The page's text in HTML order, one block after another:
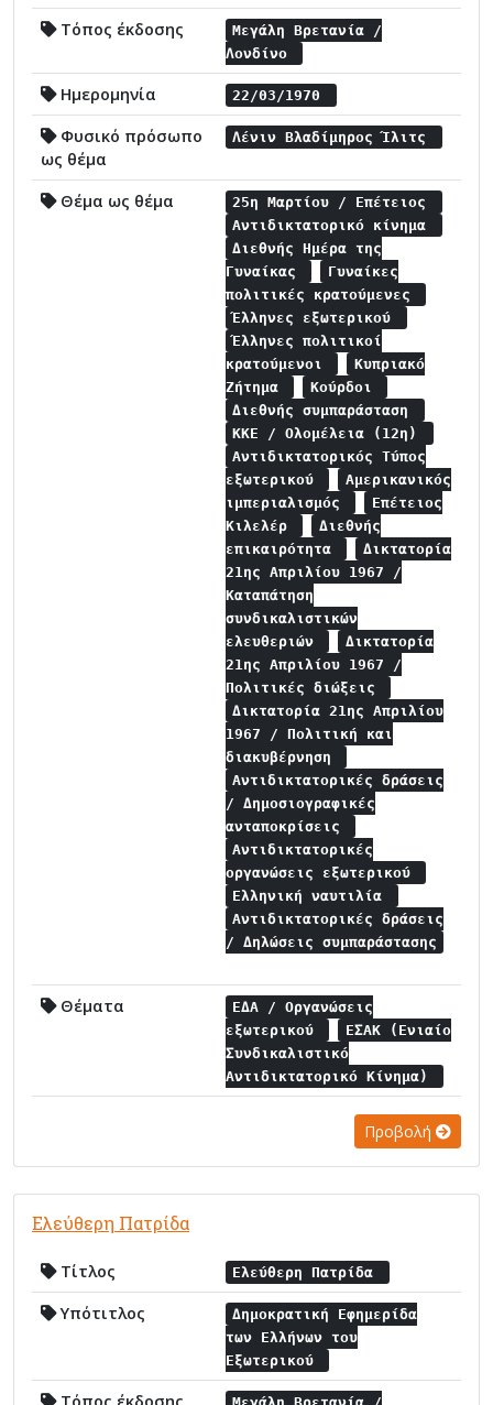
Τόπος έκδοσης
Μεγάλη Βρετανία /
Λονδίνο
Ημερομηνία 22/03/1970
Φυσικό πρόσωπο
ως θέμα
Λένιν Βλαδίμηρος Ίλιτς
Θέμα ως θέμα
25η Μαρτίου / Επέτειος
Αντιδικτατορικό κίνημα
Διεθνής Ημέρα της
Γυναίκας
Γυναίκες
πολιτικές κρατούμενες
Έλληνες εξωτερικού
Έλληνες πολιτικοί
κρατούμενοι
Κυπριακό
Ζήτημα
Κούρδοι
Διεθνής συμπαράσταση
ΚΚΕ / Ολομέλεια (12η)
Αντιδικτατορικός Τύπος
εξωτερικού
Αμερικανικός
ιμπεριαλισμός
Επέτειος
Κιλελέρ
Διεθνής
επικαιρότητα
Δικτατορία
21ης Απριλίου 1967 /
Καταπάτηση
συνδικαλιστικών
ελευθεριών
Δικτατορία
21ης Απριλίου 1967 /
Πολιτικές διώξεις
Δικτατορία 21ης Απριλίου
1967 / Πολιτική και
διακυβέρνηση
Αντιδικτατορικές δράσεις
/ Δημοσιογραφικές
ανταποκρίσεις
Αντιδικτατορικές
οργανώσεις εξωτερικού
Ελληνική ναυτιλία
Αντιδικτατορικές δράσεις
/ Δηλώσεις συμπαράστασης
Θέματα
ΕΔΑ / Οργανώσεις
εξωτερικού
ΕΣΑΚ (Ενιαίο
Συνδικαλιστικό
Αντιδικτατορικό Κίνημα)
Προβολή
Ελεύθερη Πατρίδα
Τίτλος Ελεύθερη Πατρίδα
Υπότιτλος
Δημοκρατική Εφημερίδα
των Ελλήνων του
Εξωτερικού